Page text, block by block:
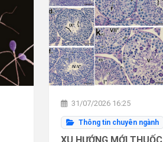
31/07/2026 16:25
Thông tin chuyên ngành